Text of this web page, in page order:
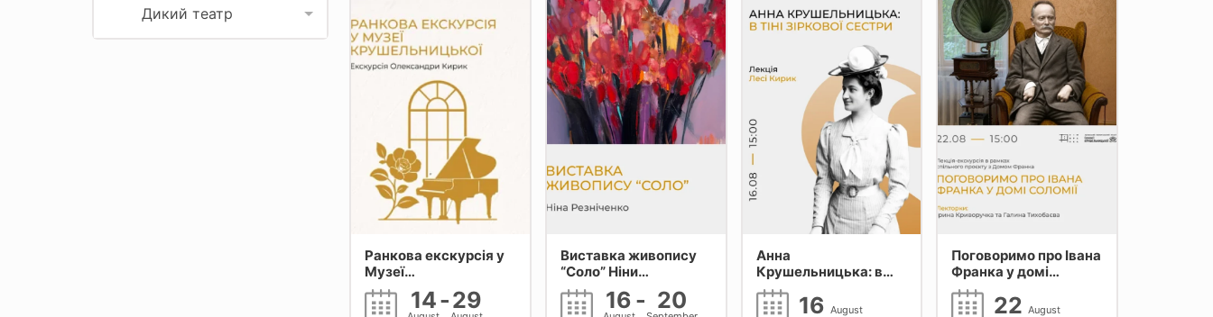
Дикий театр
Ранкова екскурсія у
Музеї
Крушельницької
14-29
Виставка живопису
“Соло” Ніни
Резніченко
16 - 20
Анна
Крушельницька: в
тіні зіркової сестри
16 August
Поговоримо про Івана
Франка у домі
Соломії. Лекція-
екскурсія
22August